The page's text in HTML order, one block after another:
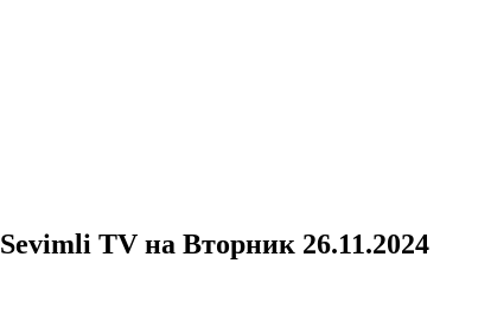
Sevimli TV на Вторник 26.11.2024